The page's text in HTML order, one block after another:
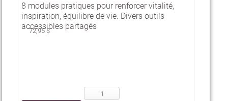
8 modules pratiques pour renforcer vitalité,
inspiration, équilibre de vie. Divers outils
accessibles partagés
72,95 $